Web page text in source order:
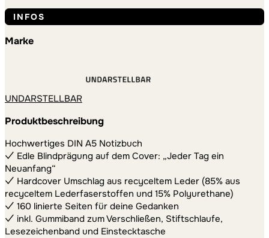
INFOS
Marke
UNDARSTELLBAR
Produktbeschreibung
Hochwertiges DIN A5 Notizbuch
✓ Edle Blindprägung auf dem Cover: „Jeder Tag ein
Neuanfang“
✓ Hardcover Umschlag aus recyceltem Leder (85% aus
recyceltem Lederfaserstoffen und 15% Polyurethane)
✓ 160 linierte Seiten für deine Gedanken
✓ inkl. Gummiband zum Verschließen, Stiftschlaufe,
Lesezeichenband und Einstecktasche